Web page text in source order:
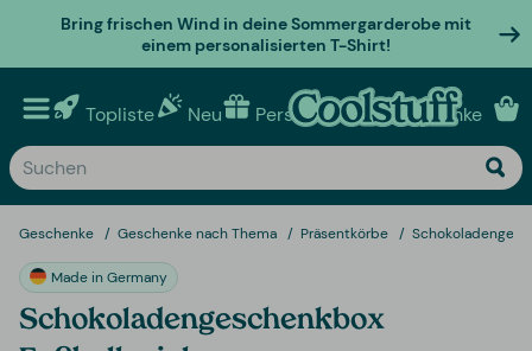
Bring frischen Wind in deine Sommergarderobe mit
einem personalisierten T-Shirt!
Topliste Neu Personalisierte geschenke
Geschenke Geschenke nach Thema Präsentkörbe
Made in Germany
Schokoladengeschenkbox